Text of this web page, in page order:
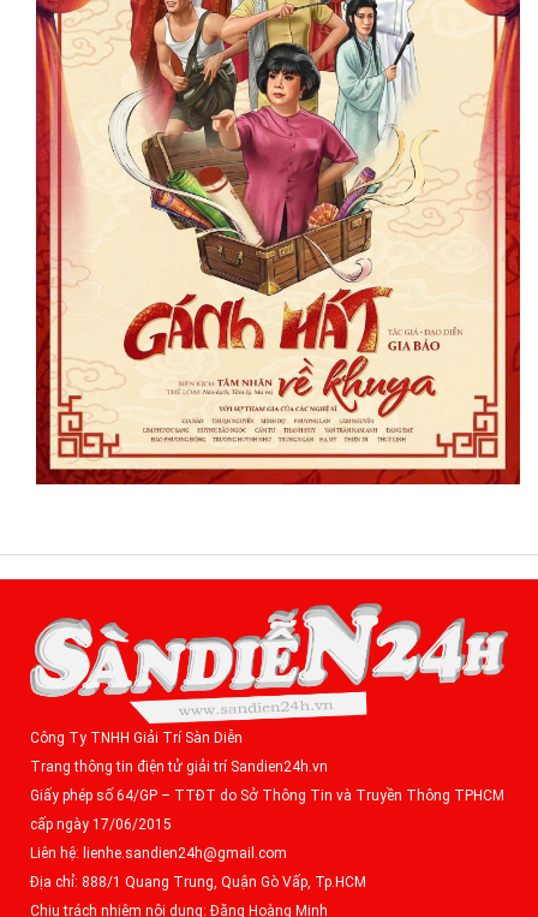
Công Ty TNHH Giải Trí Sàn Diễn
Trang thông tin điện tử giải trí Sandien24h.vn
Giấy phép số 64/GP – TTĐT do Sở Thông Tin và Truyền Thông TPHCM
cấp ngày 17/06/2015
Liên hệ: lienhe.sandien24h@gmail.com
Địa chỉ: 888/1 Quang Trung, Quận Gò Vấp, Tp.HCM
Chịu trách nhiệm nội dung: Đặng Hoàng Minh